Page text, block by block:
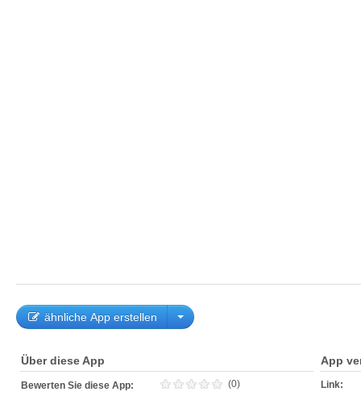
ähnliche App erstellen
Über diese App
Bewerten Sie diese App: (0)
App
Link: